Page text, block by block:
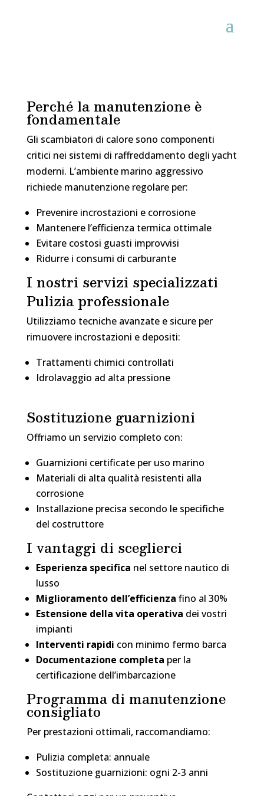
Perché la manutenzione è
fondamentale
Gli scambiatori di calore sono componenti
critici nei sistemi di raffreddamento degli yacht
moderni. L’ambiente marino aggressivo
richiede manutenzione regolare per:
Prevenire incrostazioni e corrosione
Mantenere l’efficienza termica ottimale
Evitare costosi guasti improvvisi
Ridurre i consumi di carburante
I nostri servizi specializzati
Pulizia professionale
Utilizziamo tecniche avanzate e sicure per
rimuovere incrostazioni e depositi:
Trattamenti chimici controllati
Idrolavaggio ad alta pressione
Sostituzione guarnizioni
Offriamo un servizio completo con:
Guarnizioni certificate per uso marino
Materiali di alta qualità resistenti alla
corrosione
Installazione precisa secondo le specifiche
del costruttore
I vantaggi di sceglierci
Esperienza specifica nel settore nautico di
lusso
Miglioramento dell’efficienza fino al 30%
Estensione della vita operativa dei vostri
impianti
Interventi rapidi con minimo fermo barca
Documentazione completa per la
certificazione dell’imbarcazione
Programma di manutenzione
consigliato
Per prestazioni ottimali, raccomandiamo:
Pulizia completa: annuale
Sostituzione guarnizioni: ogni 2-3 anni